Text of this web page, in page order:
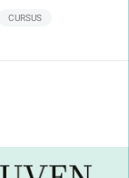
CURSUS